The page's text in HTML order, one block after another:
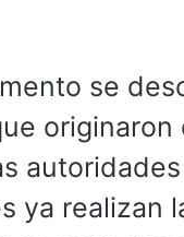
se
originaron
autoridades
ya realizan